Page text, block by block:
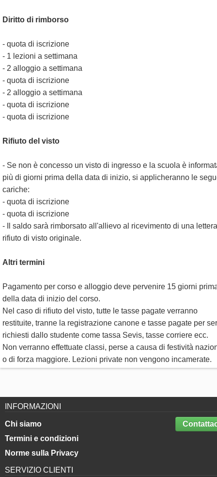
Diritto di rimborso
- quota di iscrizione
- 1 lezioni a settimana
- 2 alloggio a settimana
- quota di iscrizione
- 2 alloggio a settimana
- quota di iscrizione
- quota di iscrizione
Rifiuto del visto
- Se non è concesso un visto di ingresso e la scuola è
più di giorni prima della data di inizio, si applicheranno le
cariche:
- quota di iscrizione
- quota di iscrizione
- Il saldo sarà rimborsato all'allievo al ricevimento di una
rifiuto di visto originale.
Altri termini
Pagamento per corso e alloggio deve pervenire 15 giorni
della data di inizio del corso.
Nel caso di rifiuto del visto, tutte le tasse pagate verranno
restituite, tranne la registrazione canone e tasse pagate per
richiesti dallo studente come tassa Sevis, tasse corriere ecc.
Non verranno effettuate classi, perse a causa di festività
o di forza maggiore. Lezioni private non vengono incamerate.
INFORMAZIONI
Chi siamo
Termini e condizioni
Norme sulla Privacy
SERVIZIO CLIENTI